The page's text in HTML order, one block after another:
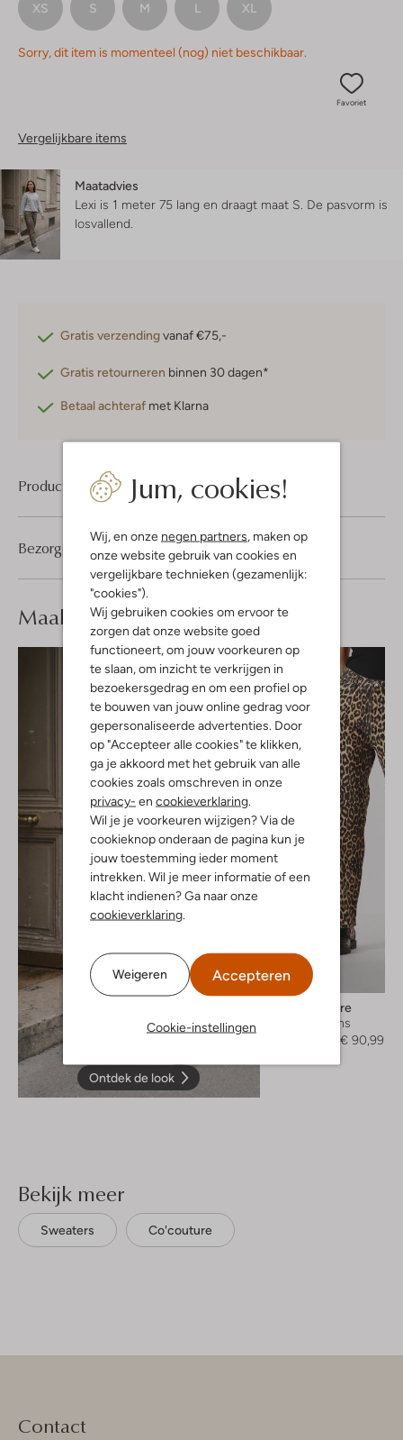
Jum, cookies!
Wij, en onze negen partners , maken op
onze website gebruik van cookies en
vergelijkbare technieken (gezamenlijk:
"cookies").
Wij gebruiken cookies om ervoor te
zorgen dat onze website goed
functioneert, om jouw voorkeuren op
te slaan, om inzicht te verkrijgen in
bezoekersgedrag en om een profiel op
te bouwen van jouw online gedrag voor
gepersonaliseerde advertenties. Door
op "Accepteer alle cookies" te klikken,
ga je akkoord met het gebruik van alle
cookies zoals omschreven in onze
privacy- en cookieverklaring
Wil je je voorkeuren wijzigen? Via de
cookieknop onderaan de pagina kun je
jouw toestemming ieder moment
intrekken. Wil je meer informatie of een
klacht indienen? Ga naar onze
cookieverklaring
Weigeren Accepteren
Cookie-instellingen
XS S M L XL
Sorry, dit item is momenteel (nog) niet beschikbaar.
Favoriet
Vergelijkbare items
Maatadvies
Lexi is 1 meter 75 lang en draagt maat S. De pasvorm is
losvallend
Gratis verzendingvanaf €75,-
Gratis retourneren binnen 30 dagen*
Betaal achteraf met Klarna
Product informatie
Bezorgen & retourneren
Maak jelook compleet
Ontdek de look
-30%
Co'couture
Wide jeans
€ 90,99
Bekijk meer
Sweaters Co'couture
Contact